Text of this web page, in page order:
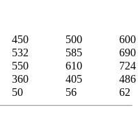
450 500
600
532 585
690
550 610
724
360 405
486
50 56 62